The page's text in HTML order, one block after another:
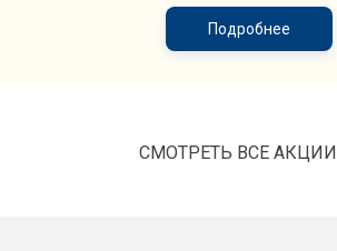
Подробнее
СМОТРЕТЬ ВСЕ АКЦИИ